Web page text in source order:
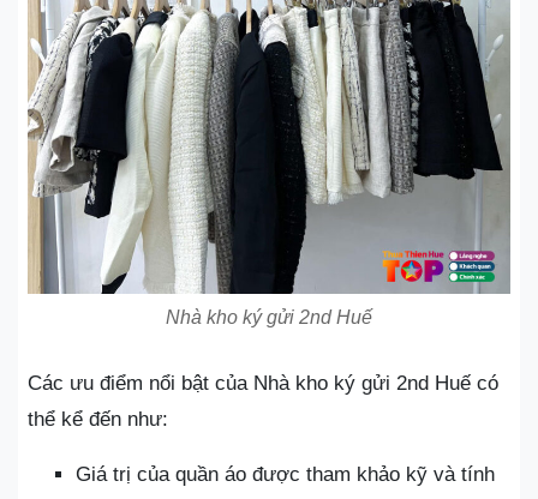
Nhà kho ký gửi 2nd Huế
Các ưu điểm nổi bật của Nhà kho ký gửi 2nd Huế có
thể kể đến như:
Giá trị của quần áo được tham khảo kỹ và tính